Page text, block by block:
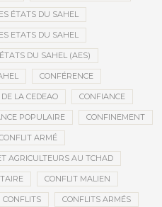
ÉTATS DU SAHEL
ETATS DU SAHEL
DU SAHEL (AES)
CONFÉRENCE
LA CEDEAO CONFIANCE
POPULAIRE CONFINEMENT
ARMÉ
AGRICULTEURS AU TCHAD
CONFLIT MALIEN
CONFLITS CONFLITS ARMÉS